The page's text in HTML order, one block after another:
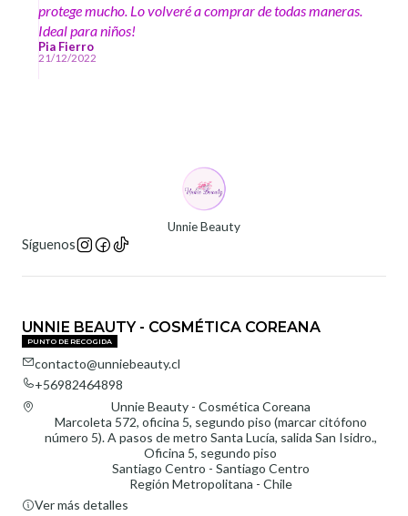
protege mucho. Lo volveré a comprar de todas maneras.
Ideal para niños!
Pia Fierro
21/12/2022
Unnie Beauty
Síguenos
UNNIE BEAUTY - COSMÉTICA COREANA
PUNTO DE RECOGIDA
contacto@unniebeauty.cl
+56982464898
Unnie Beauty - Cosmética Coreana
Marcoleta 572, oficina 5, segundo piso (marcar citófono
número 5). A pasos de metro Santa Lucía, salida San Isidro.,
Oficina 5, segundo piso
Santiago Centro - Santiago Centro
Región Metropolitana - Chile
Ver más detalles